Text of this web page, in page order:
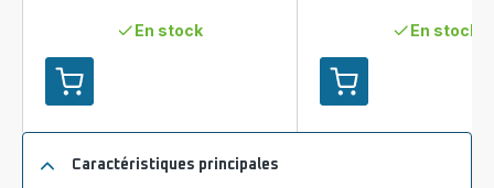
Ajouter
au
panier
X-
En stock
Ajouter
au
panier
En stock
Caractéristiques principales